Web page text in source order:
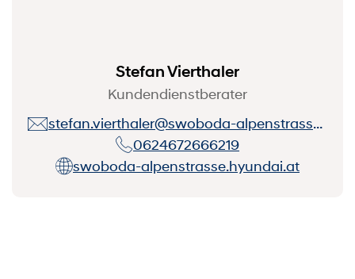
Stefan Vierthaler
Kundendienstberater
stefan.vierthaler@swoboda-alpenstrasse.at
0624672666219
swoboda-alpenstrasse.hyundai.at